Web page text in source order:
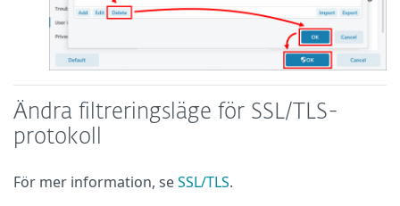
Ändra filtreringsläge för SSL/TLS-
protokoll
För mer information, seSSL/TLS.